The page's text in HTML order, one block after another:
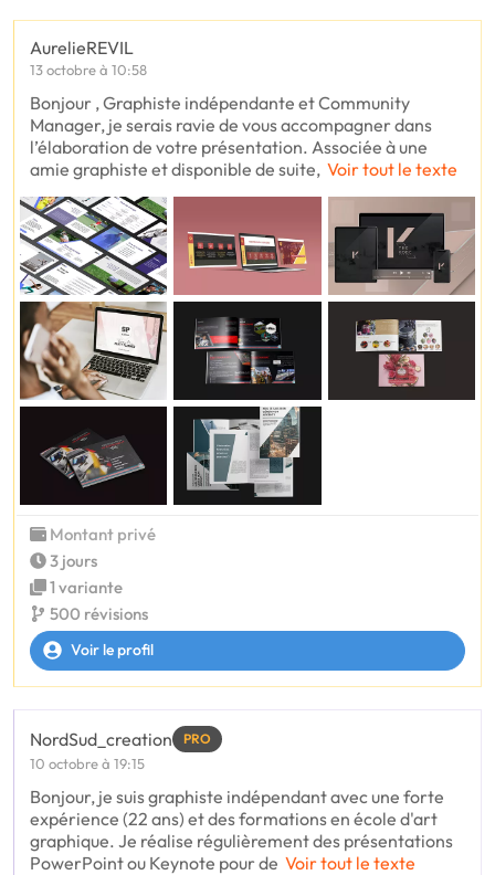
AurelieREVIL
13 octobre à 10:58
Bonjour , Graphiste indépendante et Community
Manager, je serais ravie de vous accompagner dans
l’élaboration de votre présentation. Associée à une
amie graphiste et disponible de suite, Voir tout le texte
Montant privé
3 jours
1 variante
500 révisions
Voir le profil
NordSud_creation PRO
10 octobre à 19:15
Bonjour, je suis graphiste indépendant avec une forte
expérience (22 ans) et des formations en école d'art
graphique. Je réalise régulièrement des présentations
PowerPoint ou Keynote pour de Voir tout le texte